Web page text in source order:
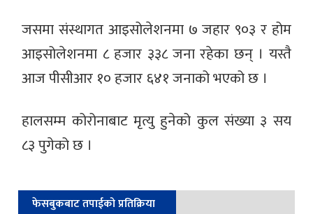
जसमा संस्थागत आइसोलेशनमा ७ जहार ९०३ र होम
आइसोलेशनमा ८ हजार ३३८ जना रहेका छन् । यस्तै
आज पीसीआर १० हजार ६४१ जनाको भएको छ ।
हालसम्म कोरोनाबाट मृत्यु हुनेको कुल संख्या ३ सय
८३ पुगेको छ ।
फेसबुकबाट तपाईको प्रतिक्रिया